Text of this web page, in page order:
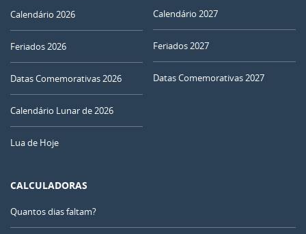
Calendário 2026
Feriados 2026
Datas Comemorativas 2026
Calendário Lunar de 2026
Lua de Hoje
Calendário 2027
Feriados 2027
Datas Comemorativas 2027
CALCULADORAS
Quantos dias faltam?